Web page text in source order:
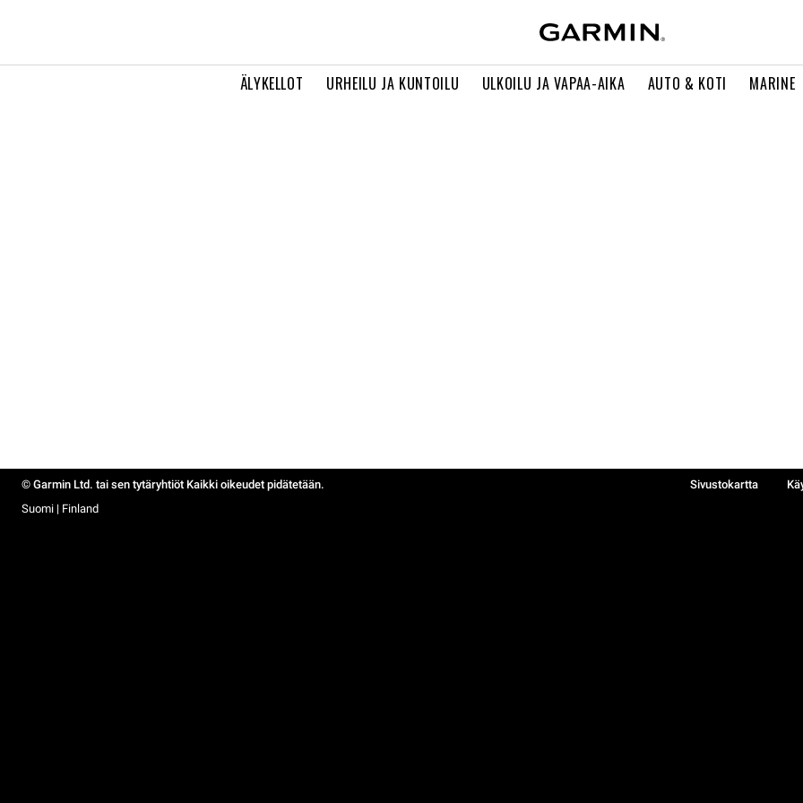
ÄLYKELLOT URHEILU JA KUNTOILU ULKOILU JA VAPAA-AIKA AUTO & KOTI MARINE
© Garmin Ltd. tai sen tytäryhtiöt Kaikki oikeudet pidätetään. Sivustokartta
Suomi | Finland